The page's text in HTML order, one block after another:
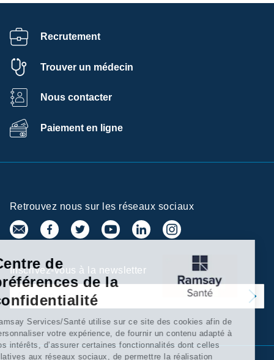
Recrutement
Trouver un médecin
Nous contacter
Paiement en ligne
Retrouvez nous sur les réseaux sociaux
Inscrivez-vous à la newsletter
Centre de
préférences de la
confidentialité
Ramsay Services/Santé utilise sur ce site des cookies afin de
personnaliser votre expérience, de fournir un contenu adapté à
vos intérêts, d’assurer certaines fonctionnalités dont celles
relatives aux réseaux sociaux, de permettre la réalisation